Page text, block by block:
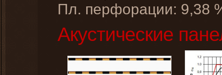
Пл. перфорации: 9,38
Акустические